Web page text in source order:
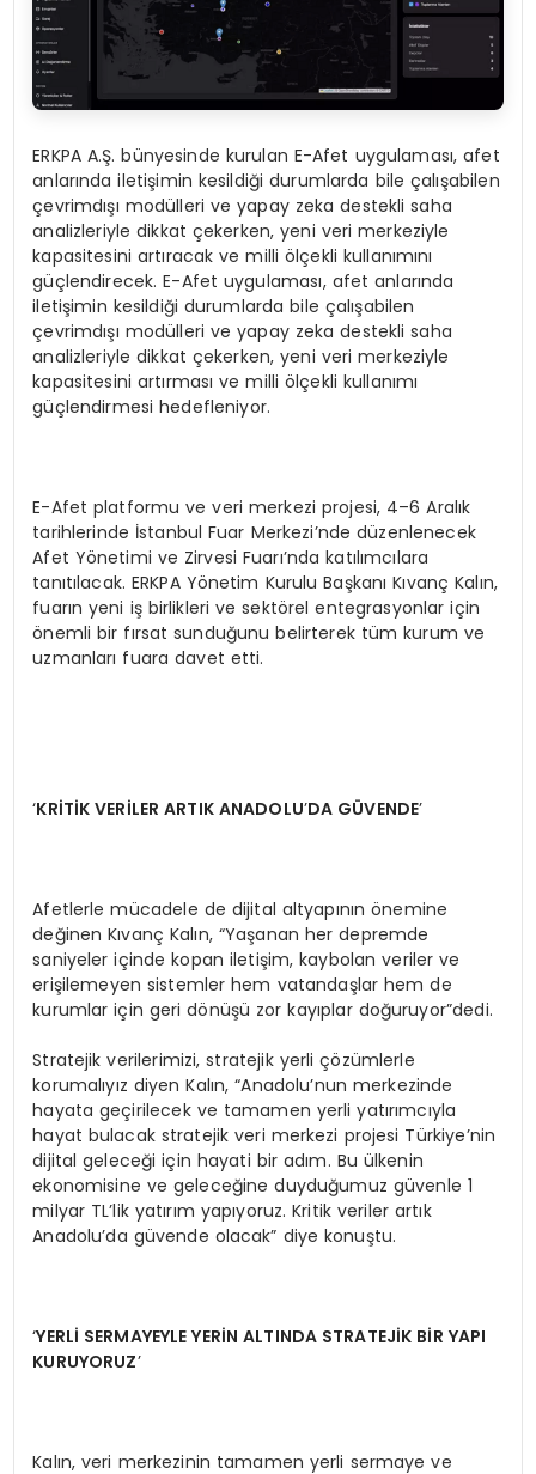
ERKPA A.Ş. bünyesinde kurulan E-Afet uygulaması, afet
anlarında iletişimin kesildiği durumlarda bile çalışabilen
çevrimdışı modülleri ve yapay zeka destekli saha
analizleriyle dikkat çekerken, yeni veri merkeziyle
kapasitesini artıracak ve milli ölçekli kullanımını
güçlendirecek. E-Afet uygulaması, afet anlarında
iletişimin kesildiği durumlarda bile çalışabilen
çevrimdışı modülleri ve yapay zeka destekli saha
analizleriyle dikkat çekerken, yeni veri merkeziyle
kapasitesini artırması ve milli ölçekli kullanımı
güçlendirmesi hedefleniyor.
E-Afet platformu ve veri merkezi projesi, 4–6 Aralık
tarihlerinde İstanbul Fuar Merkezi’nde düzenlenecek
Afet Yönetimi ve Zirvesi Fuarı’nda katılımcılara
tanıtılacak. ERKPA Yönetim Kurulu Başkanı Kıvanç Kalın,
fuarın yeni iş birlikleri ve sektörel entegrasyonlar için
önemli bir fırsat sunduğunu belirterek tüm kurum ve
uzmanları fuara davet etti.
‘KRİTİK VERİLER ARTIK ANADOLU’DA GÜVENDE’
Afetlerle mücadele de dijital altyapının önemine
değinen Kıvanç Kalın, “Yaşanan her depremde
saniyeler içinde kopan iletişim, kaybolan veriler ve
erişilemeyen sistemler hem vatandaşlar hem de
kurumlar için geri dönüşü zor kayıplar doğuruyor”dedi.
Stratejik verilerimizi, stratejik yerli çözümlerle
korumalıyız diyen Kalın, “Anadolu’nun merkezinde
hayata geçirilecek ve tamamen yerli yatırımcıyla
hayat bulacak stratejik veri merkezi projesi Türkiye’nin
dijital geleceği için hayati bir adım. Bu ülkenin
ekonomisine ve geleceğine duyduğumuz güvenle 1
milyar TL’lik yatırım yapıyoruz. Kritik veriler artık
Anadolu’da güvende olacak” diye konuştu.
‘YERLİ SERMAYEYLE YERİN ALTINDA STRATEJİK BİR YAPI
KURUYORUZ’
Kalın, veri merkezinin tamamen yerli sermaye ve